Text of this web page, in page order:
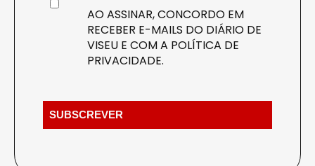
AO ASSINAR, CONCORDO EM
RECEBER E-MAILS DO DIÁRIO DE
VISEU E COM A POLÍTICA DE
PRIVACIDADE.